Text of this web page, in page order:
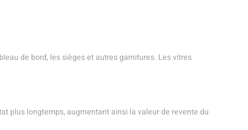
de bord, les sièges et autres garnitures. Les vitres
plus longtemps, augmentant ainsi la valeur de revente du